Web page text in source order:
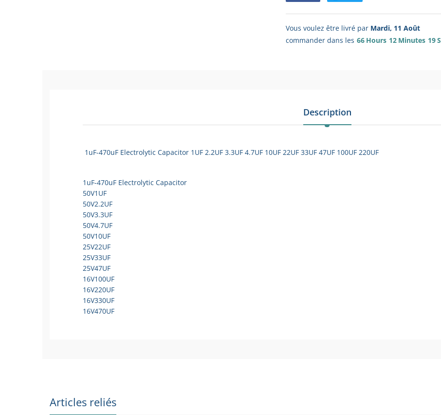
Vous voulez être livré par Mardi, 11 Août
commander dans les 66 Hours 12 Minutes 19
Description
1uF-470uF Electrolytic Capacitor 1UF 2.2UF 3.3UF 4.7UF 10UF 22UF 33UF 47UF 100UF 220UF
1uF-470uF Electrolytic Capacitor
50V1UF
50V2.2UF
50V3.3UF
50V4.7UF
50V10UF
25V22UF
25V33UF
25V47UF
16V100UF
16V220UF
16V330UF
16V470UF
Articles reliés